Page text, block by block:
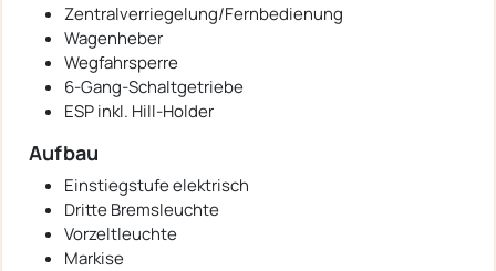
Zentralverriegelung/Fernbedienung
Wagenheber
Wegfahrsperre
6-Gang-Schaltgetriebe
ESP inkl. Hill-Holder
Aufbau
Einstiegstufe elektrisch
Dritte Bremsleuchte
Vorzeltleuchte
Markise